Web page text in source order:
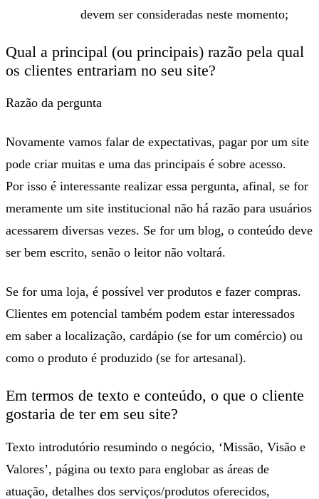
devem ser consideradas neste momento;
Qual a principal (ou principais) razão pela qual
os clientes entrariam no seu site?
Razão da pergunta
Novamente vamos falar de expectativas, pagar por um site
pode criar muitas e uma das principais é sobre acesso.
Por isso é interessante realizar essa pergunta, afinal, se for
meramente um site institucional não há razão para usuários
acessarem diversas vezes. Se for um blog, o conteúdo deve
ser bem escrito, senão o leitor não voltará.
Se for uma loja, é possível ver produtos e fazer compras.
Clientes em potencial também podem estar interessados
em saber a localização, cardápio (se for um comércio) ou
como o produto é produzido (se for artesanal).
Em termos de texto e conteúdo, o que o cliente
gostaria de ter em seu site?
Texto introdutório resumindo o negócio, ‘Missão, Visão e
Valores’, página ou texto para englobar as áreas de
atuação, detalhes dos serviços/produtos oferecidos,